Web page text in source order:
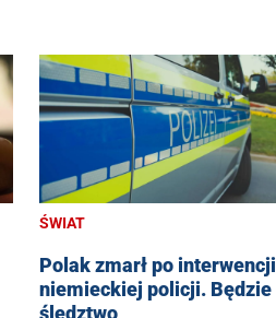
ŚWIAT
Polak zmarł po interwencji
niemieckiej policji. Będzie
śledztwo